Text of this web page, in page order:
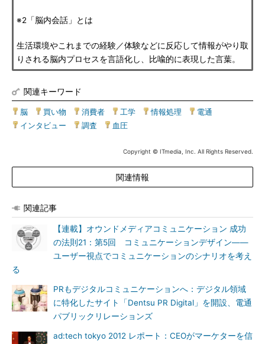
※2「脳内会話」とは
生活環境やこれまでの経験／体験などに反応して情報がやり取
りされる脳内プロセスを言語化し、比喩的に表現した言葉。
関連キーワード
脳 買い物 消費者 工学 情報処理 電通
インタビュー
調査 血圧
Copyright © ITmedia, Inc. All Rights Reserved.
関連情報
関連記事
【連載】オウンドメディアコミュニケーション 成功
の法則21：第5回 コミュニケーションデザイン――
ユーザー視点でコミュニケーションのシナリオを考え
る
PRもデジタルコミュニケーションへ：デジタル領域
に特化したサイト「Dentsu PR Digital」を開設、電通
パブリックリレーションズ
ad:tech tokyo 2012 レポート：CEOがマーケターを信